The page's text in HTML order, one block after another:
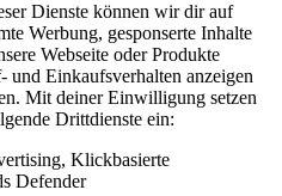
Dienste können wir dir auf
Werbung, gesponserte Inhalte
Webseite oder Produkte
und Einkaufsverhalten anzeigen
Mit deiner Einwilligung setzen
Drittdienste ein:
Klickbasierte
Defender